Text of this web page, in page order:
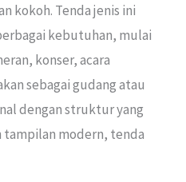
kokoh. Tenda jenis ini
kebutuhan, mulai
konser, acara
sebagai gudang atau
dengan struktur yang
modern, tenda